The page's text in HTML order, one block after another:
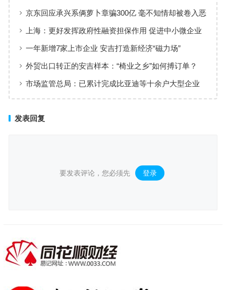
级计划
京东回应承兴系俩萝卜章骗300亿 毫不知情却被卷入恶
意诉讼
上海：更好发挥政府性融资担保作用 促进中小微企业
高质量发展
一年新增7家上市企业 安吉打造新经济“磁力场”
外贸出口转正的安吉样本：“椅业之乡”如何搏订单？
市场监管总局：已累计完成比亚迪等十余户大型企业
发表回复
要发表评论，您必须先 登录 。